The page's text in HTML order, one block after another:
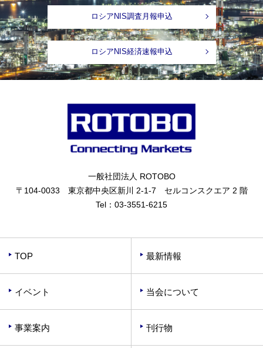
ロシアNIS調査月報申込
ロシアNIS経済速報申込
一般社団法人 ROTOBO
〒104-0033 東京都中央区新川 2-1-7 セルコンスクエア 2 階
Tel： 03-3551-6215
TOP 最新情報
イベント 当会について
事業案内 刊行物